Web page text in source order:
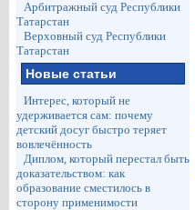
Арбитражный суд Республики
Татарстан
Верховный суд Республики
Татарстан
Новые статьи
Интерес, который не
удерживается сам: почему
детский досуг быстро теряет
вовлечённость
Диплом, который перестал быть
доказательством: как
образование сместилось в
сторону применимости